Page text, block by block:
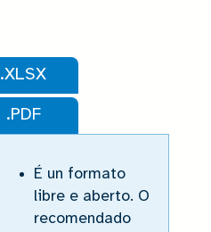
.XLSX
.PDF
É un formato
libre e aberto. O
recomendado